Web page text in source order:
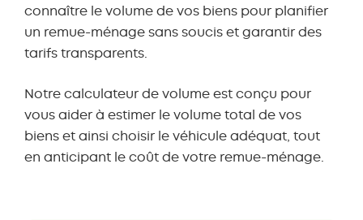
connaître le volume de vos biens pour planifier
un remue-ménage sans soucis et garantir des
tarifs transparents.
Notre calculateur de volume est conçu pour
vous aider à estimer le volume total de vos
biens et ainsi choisir le véhicule adéquat, tout
en anticipant le coût de votre remue-ménage.